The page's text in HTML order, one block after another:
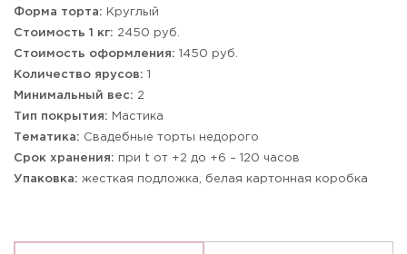
Форма торта: Круглый
Стоимость 1 кг: 2450 руб.
Стоимость оформления: 1450 руб.
Количество ярусов: 1
Минимальный вес: 2
Тип покрытия: Мастика
Тематика: Свадебные торты недорого
Срок хранения: при t от +2 до +6 – 120 часов
Упаковка: жесткая подложка, белая картонная коробка